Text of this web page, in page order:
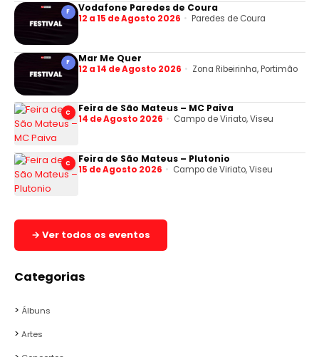
F Vodafone Paredes de Coura
12 a 15 de Agosto 2026 Paredes de Coura
F Mar Me Quer
12 a 14 de Agosto 2026 Zona Ribeirinha, Portimão
C Feira de São Mateus – MC Paiva
14 de Agosto 2026 Campo de Viriato, Viseu
C Feira de São Mateus – Plutonio
15 de Agosto 2026 Campo de Viriato, Viseu
→ Ver todos os eventos
Categorias
Álbuns
Artes